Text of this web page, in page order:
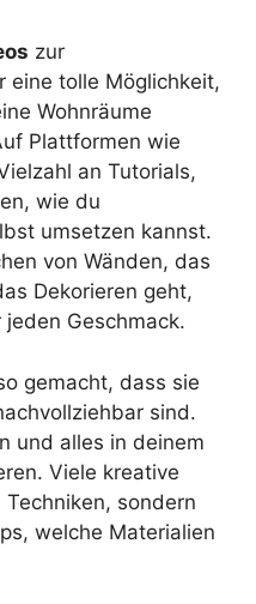
zur
eine tolle Möglichkeit,
Wohnräume
Plattformen wie
an Tutorials,
wie du
umsetzen kannst.
von Wänden, das
Dekorieren geht,
Geschmack.
gemacht, dass sie
sind.
und alles in deinem
Viele kreative
sondern
welche Materialien